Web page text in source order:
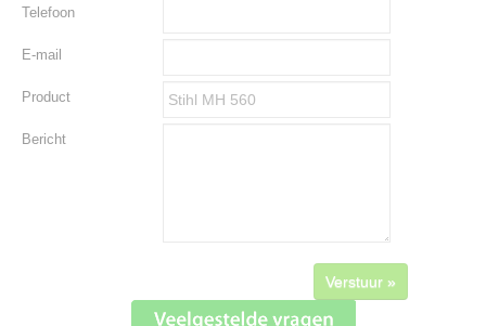
Telefoon
E-mail
Product
Bericht
Verstuur »